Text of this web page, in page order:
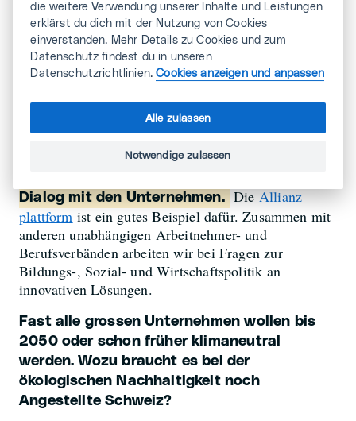
Das ist bei vielen Fragen so. Wir wollen den
Werkplatz Schweiz möglichst attraktiv machen, die
Wettbewerbsfähigkeit und Innovationskraft
verbessern. Mit Weiterbildungen und Angeboten zur
psychischen Gesundheit sorgen wir dafür, dass
gerade auch ältere Arbeitnehmende im
Arbeitsprozess bleiben. Das kommt nicht nur den
Betroffenen zugute. Auch die Sozialversicherungen
profitieren und damit insgesamt der
Dialog mit den Unternehmen. DieAllianz
plattform ist ein gutes Beispiel dafür. Zusammen mit
anderen unabhängigen Arbeitnehmer- und
Berufsverbänden arbeiten wir bei Fragen zur
Bildungs-, Sozial- und Wirtschaftspolitik an
innovativen Lösungen.
Fast alle grossen Unternehmen wollen bis
2050 oder schon früher klimaneutral
werden. Wozu braucht es bei der
ökologischen Nachhaltigkeit noch
Angestellte Schweiz?
die weitere Verwendung unserer Inhalte und Leistungen
erklärst du dich mit der Nutzung von Cookies
einverstanden. Mehr Details zu Cookies und zum
Datenschutz findest du in unseren
Datenschutzrichtlinien.Cookies anzeigen und anpassen
Alle zulassen
Notwendige zulassen